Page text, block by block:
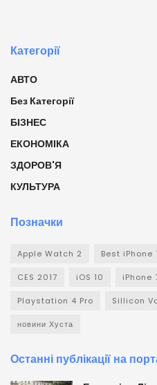
Категорії
АВТО
Без Категорії
БІЗНЕС
ЕКОНОМІКА
ЗДОРОВ'Я
КУЛЬТУРА
Позначки
Apple Watch 2 Best iPhone
CES 2017 iOS 10 iPhone
Playstation 4 Pro Sillicon
новини Хуста
Останні публікації на